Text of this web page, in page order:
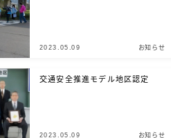
2023.05.09 お知らせ
交通安全推進モデル地区認定
2023.05.09 お知らせ